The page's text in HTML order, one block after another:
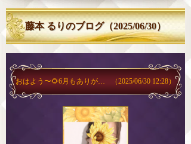
藤本 るりのブログ（2025/06/30）
おはよう〜🌻6月もありがとう💖 （2025/06/30 12:28）